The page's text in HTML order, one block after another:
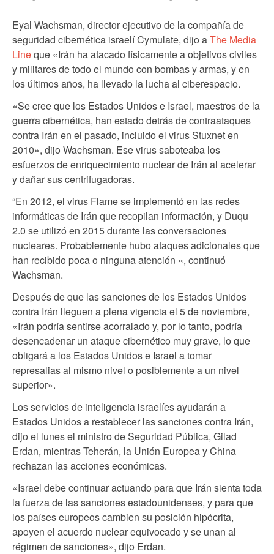
Eyal Wachsman, director ejecutivo de la compañía de
seguridad cibernética israelí Cymulate, dijo aThe Media
Lineque «Irán ha atacado físicamente a objetivos civiles
y militares de todo el mundo con bombas y armas, y en
los últimos años, ha llevado la lucha al ciberespacio.
«Se cree que los Estados Unidos e Israel, maestros de la
guerra cibernética, han estado detrás de contraataques
contra Irán en el pasado, incluido el virus Stuxnet en
2010», dijo Wachsman. Ese virus saboteaba los
esfuerzos de enriquecimiento nuclear de Irán al acelerar
y dañar sus centrifugadoras.
“En 2012, el virus Flame se implementó en las redes
informáticas de Irán que recopilan información, y Duqu
2.0 se utilizó en 2015 durante las conversaciones
nucleares. Probablemente hubo ataques adicionales que
han recibido poca o ninguna atención «, continuó
Wachsman.
Después de que las sanciones de los Estados Unidos
contra Irán lleguen a plena vigencia el 5 de noviembre,
«Irán podría sentirse acorralado y, por lo tanto, podría
desencadenar un ataque cibernético muy grave, lo que
obligará a los Estados Unidos e Israel a tomar
represalias al mismo nivel o posiblemente a un nivel
superior».
Los servicios de inteligencia israelíes ayudarán a
Estados Unidos a restablecer las sanciones contra Irán,
dijo el lunes el ministro de Seguridad Pública, Gilad
Erdan, mientras Teherán, la Unión Europea y China
rechazan las acciones económicas.
«Israel debe continuar actuando para que Irán sienta toda
la fuerza de las sanciones estadounidenses, y para que
los países europeos cambien su posición hipócrita,
apoyen el acuerdo nuclear equivocado y se unan al
régimen de sanciones», dijo Erdan.